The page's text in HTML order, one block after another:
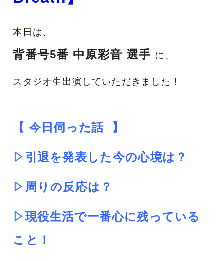
本日は、
背番号5番 中原彩音 選手 に 、
スタジオ生出演していただきました！
【 今日伺った話 】
▷引退を発表した今の心境は？
▷周りの反応は？
▷現役生活で一番心に残っている
こと！